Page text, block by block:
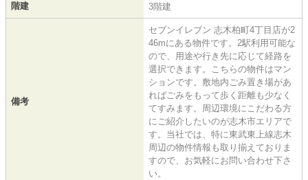
階建 3階建
備考
セブンイレブン 志木柏町4丁目店が2
46mにある物件です。2駅利用可能な
ので、用途や行き先に応じて経路を
選択できます。こちらの物件はマン
ションです。敷地内ごみ置き場があ
ればごみをもって歩く距離も少なく
てすみます。周辺環境にこだわる方
にご紹介したいのが志木市エリアで
す。当社では、特に東武東上線志木
周辺の物件情報も取り揃えておりま
すので、お気軽にお問い合わせ下さ
い。